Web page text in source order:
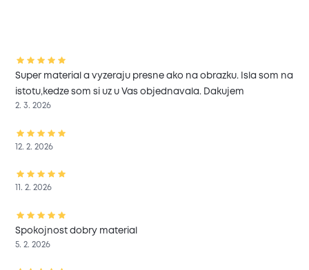
Super material a vyzeraju presne ako na obrazku. Isla som na
istotu,kedze som si uz u Vas objednavala. Dakujem
2. 3. 2026
12. 2. 2026
11. 2. 2026
Spokojnost dobry material
5. 2. 2026